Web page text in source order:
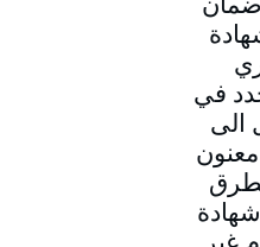
في
الى
معنون
ومصارف المياه. 7/ شهادة